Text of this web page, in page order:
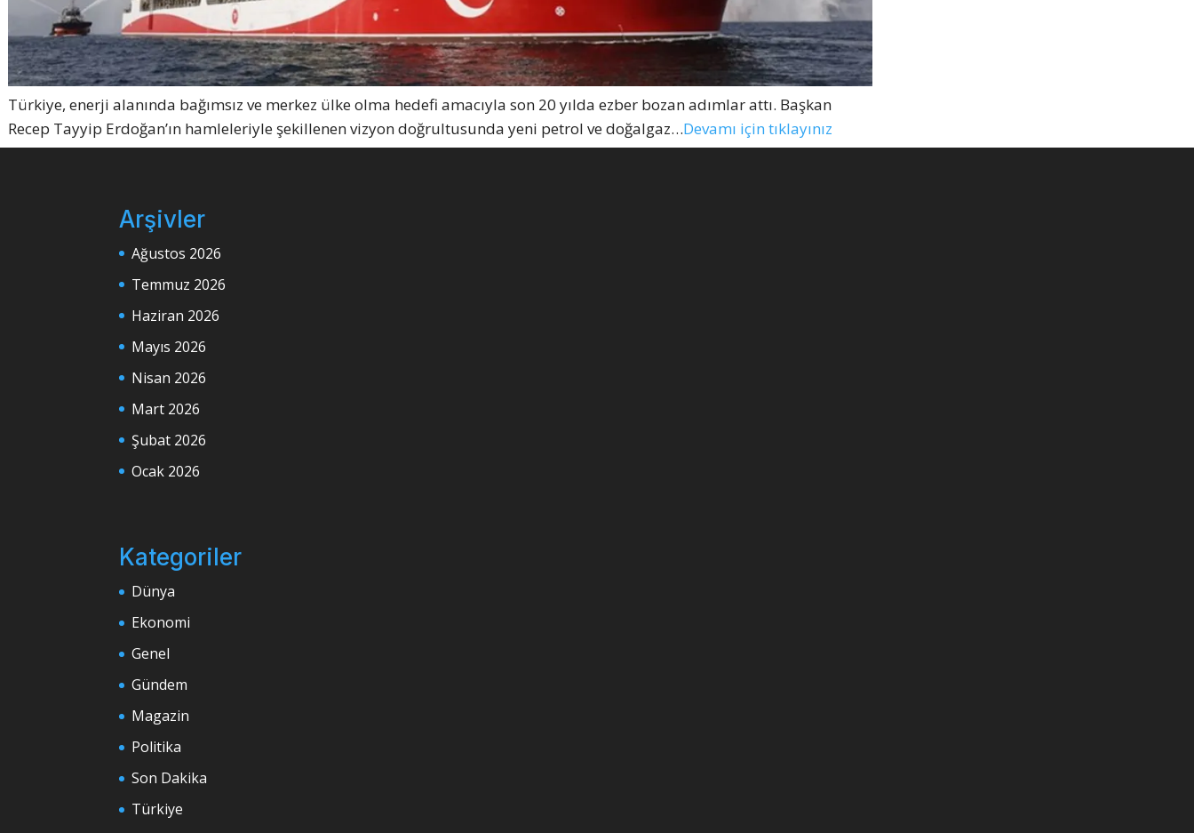
Türkiye, enerji alanında bağımsız ve merkez ülke olma hedefi amacıyla son 20 yılda ezber bozan adımlar attı. Başkan
Recep Tayyip Erdoğan’ın hamleleriyle şekillenen vizyon doğrultusunda yeni petrol ve doğalgaz…Devamı için tıklayınız
Arşivler
Ağustos 2026
Temmuz 2026
Haziran 2026
Mayıs 2026
Nisan 2026
Mart 2026
Şubat 2026
Ocak 2026
Kategoriler
Dünya
Ekonomi
Genel
Gündem
Magazin
Politika
Son Dakika
Türkiye